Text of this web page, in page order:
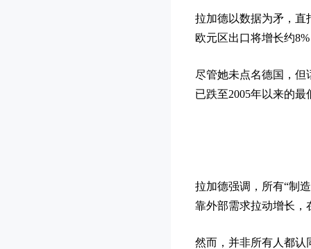
拉加德以数据为矛，直
欧元区出口将增长约
尽管她未点名德国，但
已跌至2005年以来的
拉加德强调，所有“制
靠外部需求拉动增长，
然而，并非所有人都认